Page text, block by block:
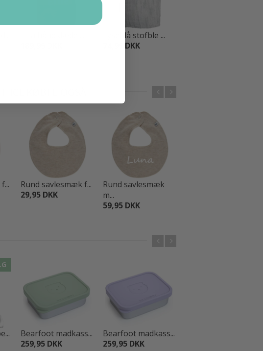
Lyseblå stofble ...
74,95 DKK
KØBTE OGSÅ
Rund savlesmæk f...
29,95 DKK
Rund savlesmæk
m...
59,95 DKK
Bearfoot madkass...
259,95 DKK
Bearfoot madkass...
259,95 DKK